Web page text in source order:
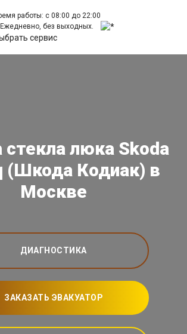
работы: с 08:00 до 22:00
Ежедневно, без выходных.
сервис
стекла люка Skoda
(Шкода Кодиак) в
Москве
ДИАГНОСТИКА
ЗАКАЗАТЬ ЭВАКУАТОР